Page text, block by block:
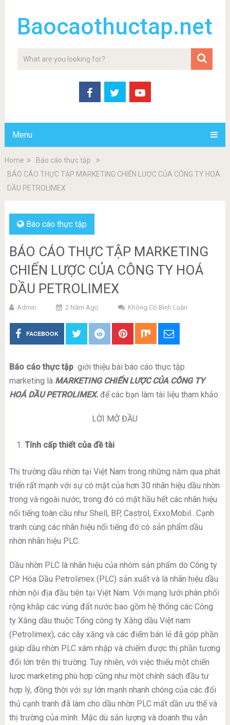
Baocaothuctap.net
Menu
Home
Báo cáo thực tập
BÁO CÁO THỰC TẬP MARKETING CHIẾN LƯỢC CỦA CÔNG TY HOÁ
DẦU PETROLIMEX
Báo cáo thực tập
BÁO CÁO THỰC TẬP MARKETING
CHIẾN LƯỢC CỦA CÔNG TY HOÁ
DẦU PETROLIMEX
Admin 2 Năm Ago Không Có Bình Luận
FACEBOOK
Báo cáo thực tập giới thiệu bài báo cáo thực tập
marketing là MARKETING CHIẾN LƯỢC CỦA CÔNG TY
HOÁ DẦU PETROLIMEX.để các bạn làm tài liệu tham khảo.
LỜI MỞ ĐẦU
Tính cấp thiết của đề tài
Thị trường dầu nhờn tại Việt Nam trong những năm qua phát
triển rất mạnh với sự có mặt của hơn 30 nhãn hiệu dầu nhờn
trong và ngoài nước, trong đó có mặt hầu hết các nhãn hiệu
nổi tiếng toàn cầu như Shell, BP, Castrol, ExxoMobil…Cạnh
tranh cùng các nhãn hiệu nổi tiếng đó có sản phẩm dầu
nhờn nhãn hiệu PLC.
Dầu nhờn PLC là nhãn hiệu của nhóm sản phẩm do Công ty
CP Hóa Dầu Petrolimex (PLC) sản xuất và là nhãn hiệu dầu
nhờn nội địa đầu tiên tại Việt Nam. Với mạng lưới phân phối
rộng khắp các vùng đất nước bao gồm hệ thống các Công
ty Xăng dầu thuộc Tổng công ty Xăng dầu Việt nam
(Petrolimex), các cây xăng và các điểm bán lẻ đã góp phần
giúp dầu nhờn PLC xâm nhập và chiếm được thị phần tương
đối lớn trên thị trường. Tuy nhiên, với việc thiếu một chiến
lược marketing phù hợp cũng như một chính sách đầu tư
hợp lý, đồng thời với sự lớn mạnh nhanh chóng của các đối
thủ cạnh tranh đã làm cho dầu nhờn PLC mất dần ưu thế và
thị trường của mình. Mặc dù sản lượng và doanh thu vẫn